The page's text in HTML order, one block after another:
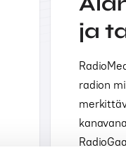
ja
radion